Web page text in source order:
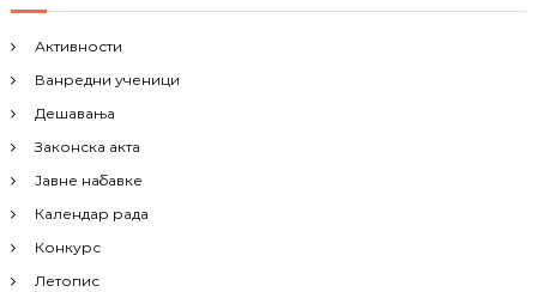
Активности
Ванредни ученици
Дешавања
Законска акта
Јавне набавке
Календар рада
Конкурс
Летопис